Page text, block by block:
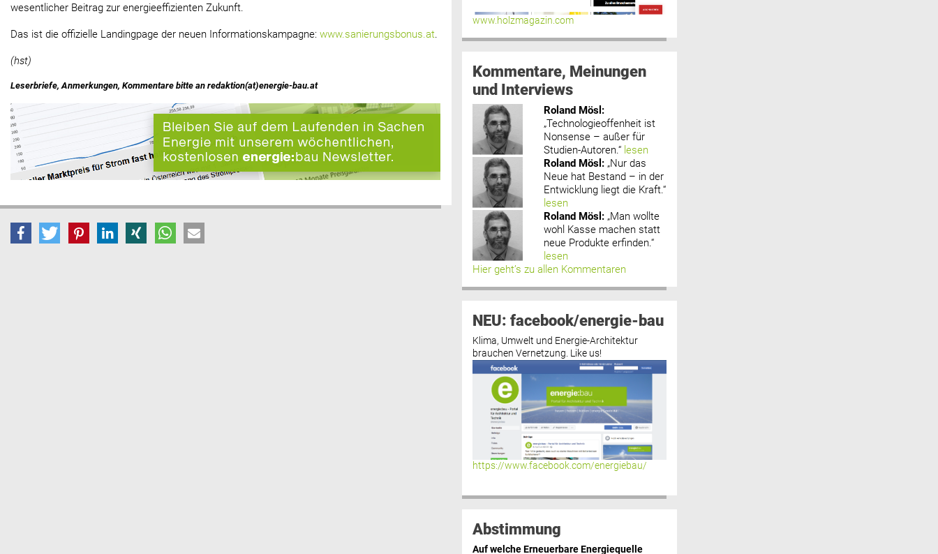
wesentlicher Beitrag zur energieeffizienten Zukunft.
Das ist die offizielle Landingpage der neuen Informationskampagne: www.sanierungsbonus.at.
(hst)
Leserbriefe, Anmerkungen, Kommentare bitte an redaktion(at)energie-bau.at
www.holzmagazin.com
Kommentare, Meinungen
und Interviews
Roland Mösl :
„Technologieoffenheit ist
Nonsense – außer für
Studien-Autoren.“ lesen
Roland Mösl : „Nur das
Neue hat Bestand – in der
Entwicklung liegt die Kraft.“
lesen
Roland Mösl : „Man wollte
wohl Kasse machen statt
neue Produkte erfinden.“
lesen
Hier geht’s zu allen Kommentaren
NEU: facebook/energie-bau
Klima, Umwelt und Energie-Architektur
brauchen Vernetzung. Like us!
https://www.facebook.com/energiebau/
Abstimmung
Auf welche Erneuerbare Energiequelle